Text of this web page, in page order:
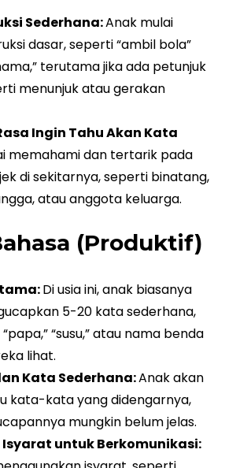
Sederhana:Anak mulai
dasar, seperti “ambil bola”
terutama jika ada petunjuk
menunjuk atau gerakan
Ingin Tahu Akan Kata
memahami dan tertarik pada
di sekitarnya, seperti binatang,
atau anggota keluarga.
(Produktif)
Di usia ini, anak biasanya
5-20 kata sederhana,
“susu,” atau nama benda
lihat.
Kata Sederhana:Anak akan
kata-kata yang didengarnya,
mungkin belum jelas.
untuk Berkomunikasi: